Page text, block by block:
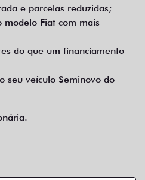
e parcelas reduzidas;
modelo Fiat com mais
do que um financiamento
seu veículo Seminovo do